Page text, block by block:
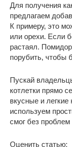
Для получения
предлагаем
К примеру, это
или орехи. Если
растаял.
порубить, чтобы
Пускай
котлетки прямо
вкусные и
используем
смог без
Оценить статью: